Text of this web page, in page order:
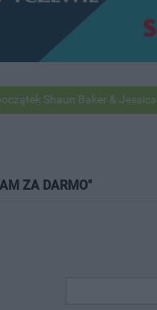
Shaun Baker & Jessica Jean
ZA DARMO"